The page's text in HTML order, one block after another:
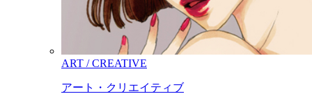
ART / CREATIVE
アート・クリエイティブ